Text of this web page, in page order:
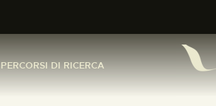
PERCORSI DI RICERCA